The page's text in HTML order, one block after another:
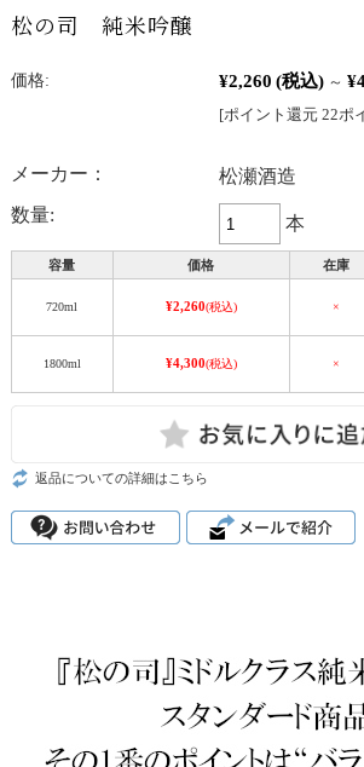
松の司 純米吟醸
価格: ¥2,260 (税込) ～
[ポイント還元 22ポ
メーカー：
松瀬酒造
数量:
本
容量 価格 在庫
720ml ¥2,260(税込) ×
1800ml ¥4,300(税込) ×
返品についての詳細はこちら